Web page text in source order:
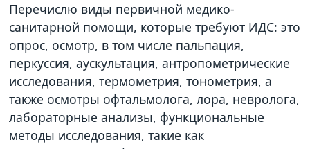
Перечислю виды первичной медико-
санитарной помощи, которые требуют ИДС: это
опрос, осмотр, в том числе пальпация,
перкуссия, аускультация, антропометрические
исследования, термометрия, тонометрия, а
также осмотры офтальмолога, лора, невролога,
лабораторные анализы, функциональные
методы исследования, такие как